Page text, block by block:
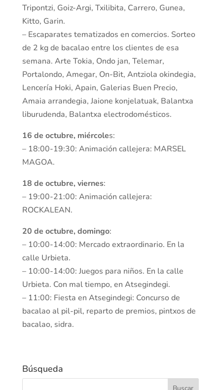
Tripontzi, Goiz-Argi, Txilibita, Carrero, Gunea,
Kitto, Garin.
– Escaparates tematizados en comercios. Sorteo
de 2 kg de bacalao entre los clientes de esa
semana. Arte Tokia, Ondo jan, Telemar,
Portalondo, Amegar, On-Bit, Antziola okindegia,
Lencería Hoki, Apain, Galerias Buen Precio,
Amaia arrandegia, Jaione konjelatuak, Balantxa
liburudenda, Balantxa electrodomésticos.
16 de octubre, miércoles:
– 18:00-19:30: Animación callejera: MARSEL
MAGOA.
18 de octubre, viernes:
– 19:00-21:00: Animación callejera:
ROCKALEAN.
20 de octubre, domingo:
– 10:00-14:00: Mercado extraordinario. En la
calle Urbieta.
– 10:00-14:00: Juegos para niños. En la calle
Urbieta. Con mal tiempo, en Atsegindegi.
– 11:00: Fiesta en Atsegindegi: Concurso de
bacalao al pil-pil, reparto de premios, pintxos de
bacalao, sidra.
Búsqueda